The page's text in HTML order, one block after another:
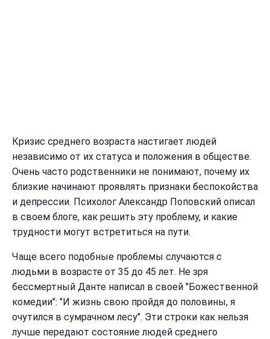
Кризис среднего возраста настигает людей
независимо от их статуса и положения в обществе.
Очень часто родственники не понимают, почему их
близкие начинают проявлять признаки беспокойства
и депрессии. Психолог Александр Поповский описал
в своем блоге, как решить эту проблему, и какие
трудности могут встретиться на пути.
Чаще всего подобные проблемы случаются с
людьми в возрасте от 35 до 45 лет. Не зря
бессмертный Данте написал в своей "Божественной
комедии": "И жизнь свою пройдя до половины, я
очутился в сумрачном лесу". Эти строки как нельзя
лучше передают состояние людей среднего